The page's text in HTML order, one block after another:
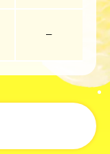
ー